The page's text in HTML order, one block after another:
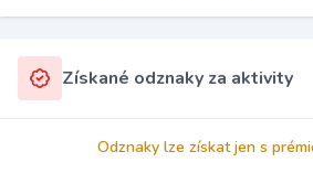
Získané odznaky za aktivity
Odznaky lze získat jen s